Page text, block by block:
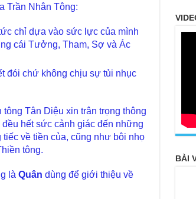
Trần Nhân Tông:
chỉ dựa vào sức lực của mình
cái Tưởng, Tham, Sợ và Ác
đói chứ không chịu sự tủi nhục
Tân Diệu xin trân trọng thông
hết sức cảnh giác đến những
về tiền của, cũng như bôi nhọ
tông.
là Quân dùng để giới thiệu về
BÀI